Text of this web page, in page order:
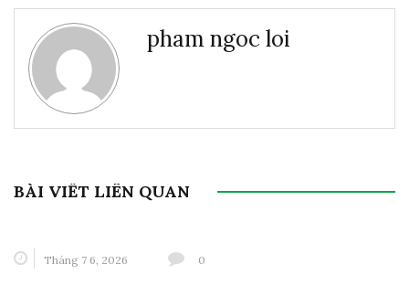
pham ngoc loi
BÀI VIẾT LIÊN QUAN
Tháng 7 6, 2026 0